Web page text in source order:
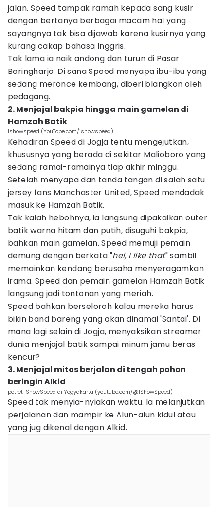
jalan. Speed tampak ramah kepada sang kusir
dengan bertanya berbagai macam hal yang
sayangnya tak bisa dijawab karena kusirnya yang
kurang cakap bahasa Inggris.
Tak lama ia naik andong dan turun di Pasar
Beringharjo. Di sana Speed menyapa ibu-ibu yang
sedang meronce kembang, diberi blangkon oleh
pedagang.
2. Menjajal bakpia hingga main gamelan di
Hamzah Batik
Ishowspeed (YouTobe.com/ishowspeed)
Kehadiran Speed di Jogja tentu mengejutkan,
khususnya yang berada di sekitar Malioboro yang
sedang ramai-ramainya tiap akhir minggu.
Setelah menyapa dan tanda tangan di salah satu
jersey fans Manchaster United, Speed mendadak
masuk ke Hamzah Batik.
Tak kalah hebohnya, ia langsung dipakaikan outer
batik warna hitam dan putih, disuguhi bakpia,
bahkan main gamelan. Speed memuji pemain
demung dengan berkata "hei, i like that" sambil
memainkan kendang berusaha menyeragamkan
irama. Speed dan pemain gamelan Hamzah Batik
langsung jadi tontonan yang meriah.
Speed bahkan berseloroh kalau mereka harus
bikin band bareng yang akan dinamai 'Santai'. Di
mana lagi selain di Jogja, menyaksikan streamer
dunia menjajal batik sampai minum jamu beras
kencur?
3. Menjajal mitos berjalan di tengah pohon
beringin Alkid
potret IShowSpeed di Yogyakarta (youtube.com/@IShowSpeed)
Speed tak menyia-nyiakan waktu. Ia melanjutkan
perjalanan dan mampir ke Alun-alun kidul atau
yang jug dikenal dengan Alkid.